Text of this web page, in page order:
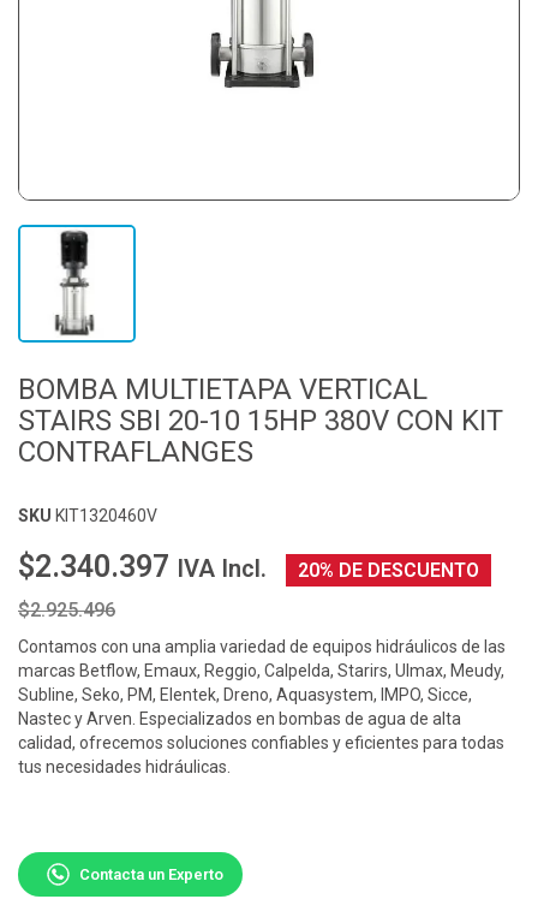
BOMBA MULTIETAPA VERTICAL
STAIRS SBI 20-10 15HP 380V CON KIT
CONTRAFLANGES
SKU KIT1320460V
$2.340.397 IVA Incl.
20% DE DESCUENTO
$2.925.496
Contamos con una amplia variedad de equipos hidráulicos de las
marcas Betflow, Emaux, Reggio, Calpelda, Starirs, Ulmax, Meudy,
Subline, Seko, PM, Elentek, Dreno, Aquasystem, IMPO, Sicce,
Nastec y Arven. Especializados en bombas de agua de alta
calidad, ofrecemos soluciones confiables y eficientes para todas
tus necesidades hidráulicas.
Contacta un Experto